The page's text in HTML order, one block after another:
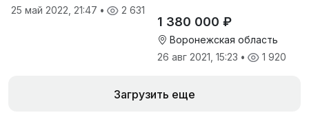
25 май 2022, 21:47 • 2 631
1 380 000 ₽
Воронежская область
26 авг 2021, 15:23 • 1 920
Загрузить еще